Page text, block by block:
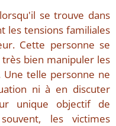
se trouve dans
les tensions familiales
Cette personne se
bien manipuler les
telle personne ne
ni à en discuter
unique objectif de
les victimes